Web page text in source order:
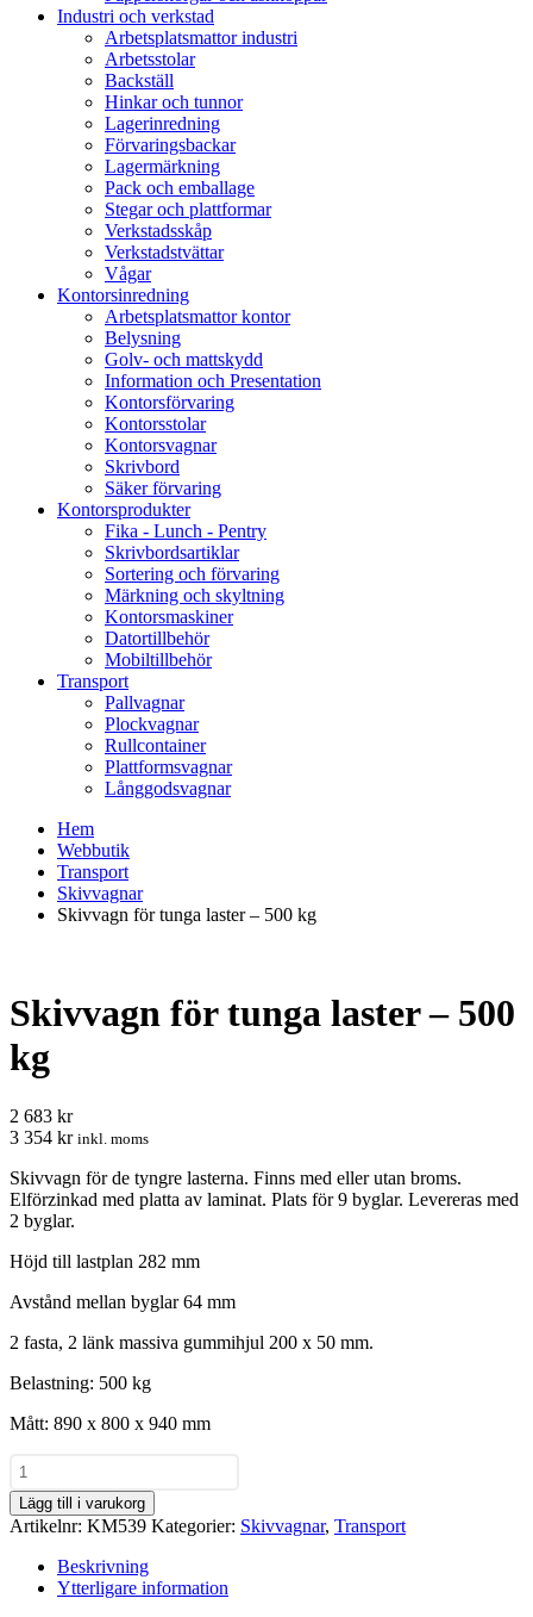
Industri och verkstad
Arbetsplatsmattor industri
Arbetsstolar
Backställ
Hinkar och tunnor
Lagerinredning
Förvaringsbackar
Lagermärkning
Pack och emballage
Stegar och plattformar
Verkstadsskåp
Verkstadstvättar
Vågar
Kontorsinredning
Arbetsplatsmattor kontor
Belysning
Golv- och mattskydd
Information och Presentation
Kontorsförvaring
Kontorsstolar
Kontorsvagnar
Skrivbord
Säker förvaring
Kontorsprodukter
Fika - Lunch - Pentry
Skrivbordsartiklar
Sortering och förvaring
Märkning och skyltning
Kontorsmaskiner
Datortillbehör
Mobiltillbehör
Transport
Pallvagnar
Plockvagnar
Rullcontainer
Plattformsvagnar
Långgodsvagnar
Hem
Webbutik
Transport
Skivvagnar
Skivvagn för tunga laster – 500 kg
Skivvagn för tunga laster – 500
kg
2 683 kr
3 354 kr inkl. moms
Skivvagn för de tyngre lasterna. Finns med eller utan broms.
Elförzinkad med platta av laminat. Plats för 9 byglar. Levereras med
2 byglar.
Höjd till lastplan 282 mm
Avstånd mellan byglar 64 mm
2 fasta, 2 länk massiva gummihjul 200 x 50 mm.
Belastning: 500 kg
Mått: 890 x 800 x 940 mm
Skivvagn
för
tunga
laster
Lägg till i varukorg
Artikelnr: KM539 Kategorier: Skivvagnar, Transport
Beskrivning
Ytterligare information